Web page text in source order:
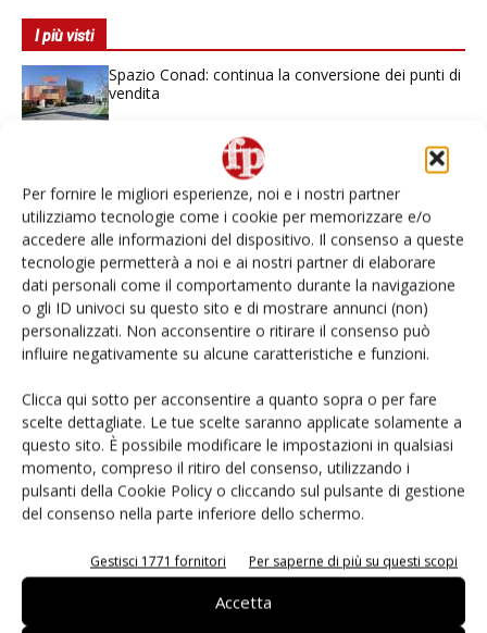
Per fornire le migliori esperienze, noi e i nostri partner
utilizziamo tecnologie come i cookie per memorizzare e/o
accedere alle informazioni del dispositivo. Il consenso a queste
tecnologie permetterà a noi e ai nostri partner di elaborare
dati personali come il comportamento durante la navigazione
o gli ID univoci su questo sito e di mostrare annunci (non)
personalizzati. Non acconsentire o ritirare il consenso può
influire negativamente su alcune caratteristiche e funzioni.
Clicca qui sotto per acconsentire a quanto sopra o per fare
scelte dettagliate. Le tue scelte saranno applicate solamente a
questo sito. È possibile modificare le impostazioni in qualsiasi
momento, compreso il ritiro del consenso, utilizzando i
pulsanti della Cookie Policy o cliccando sul pulsante di gestione
del consenso nella parte inferiore dello schermo.
Gestisci 1771 fornitori Per saperne di più su questi scopi
Accetta
I più visti
Spazio Conad: continua la conversione dei punti di
vendita
Non è una susina: è Metis… e può rivoluzionare la
L’ortofrutta di Extra Supermercati tra localismo e
Ai #Repartofresh
Andamento prezzi ortofrutta in Italia al 27 luglio
2026
Leonardo Odorizzi: “Dobbiamo creare stupore nel
punto di vendita” #vocidellortofrutta